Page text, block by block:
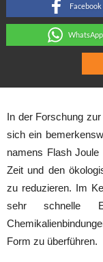
Facebook
WhatsApp
In der Forschung
sich ein
namens Flash
Zeit und den
zu reduzieren. Im
sehr schnelle
Form zu überführen.